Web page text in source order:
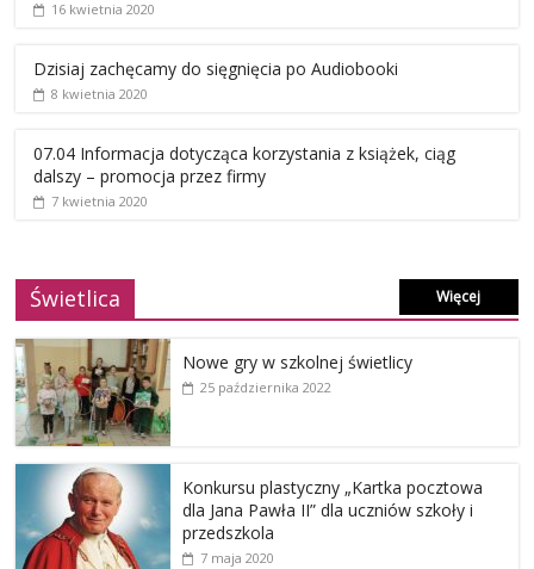
16 kwietnia 2020
Dzisiaj zachęcamy do sięgnięcia po Audiobooki
8 kwietnia 2020
07.04 Informacja dotycząca korzystania z książek, ciąg
dalszy – promocja przez firmy
7 kwietnia 2020
Świetlica Więcej
Nowe gry w szkolnej świetlicy
25 października 2022
Konkursu plastyczny „Kartka pocztowa
dla Jana Pawła II” dla uczniów szkoły i
przedszkola
7 maja 2020